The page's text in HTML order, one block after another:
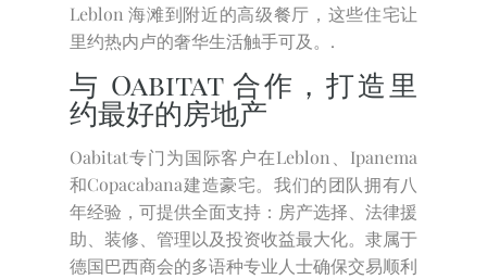
Leblon 海滩到附近的高级餐厅，这些住宅让
里约热内卢的奢华生活触手可及。.
与 Oabitat 合作，打造里
约最好的房地产
Oabitat专门为国际客户在Leblon、Ipanema
和Copacabana建造豪宅。我们的团队拥有八
年经验，可提供全面支持：房产选择、法律援
助、装修、管理以及投资收益最大化。隶属于
德国巴西商会的多语种专业人士确保交易顺利